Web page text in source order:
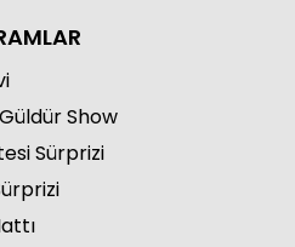
Show
Sürprizi